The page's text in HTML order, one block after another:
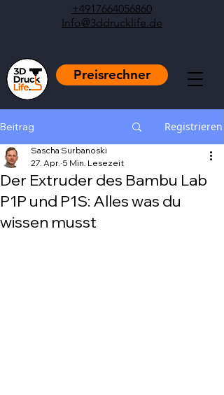
+4917664056860
Info@3ddrucklife.de
Preisrechner
Beitrag Registrieren
Der Extruder des Bambu Lab
P1P und P1S: Alles was du
wissen musst
Sascha Surbanoski
27. Apr. 5 Min. Lesezeit